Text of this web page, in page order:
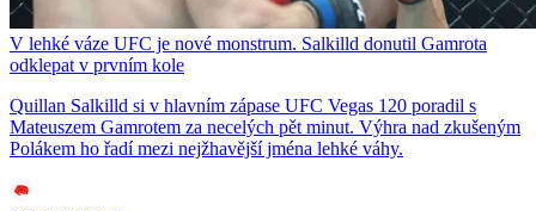
V lehké váze UFC je nové monstrum. Salkilld donutil Gamrota
odklepat v prvním kole
Quillan Salkilld si v hlavním zápase UFC Vegas 120 poradil s
Mateuszem Gamrotem za necelých pět minut. Výhra nad zkušeným
Polákem ho řadí mezi nejžhavější jména lehké váhy.